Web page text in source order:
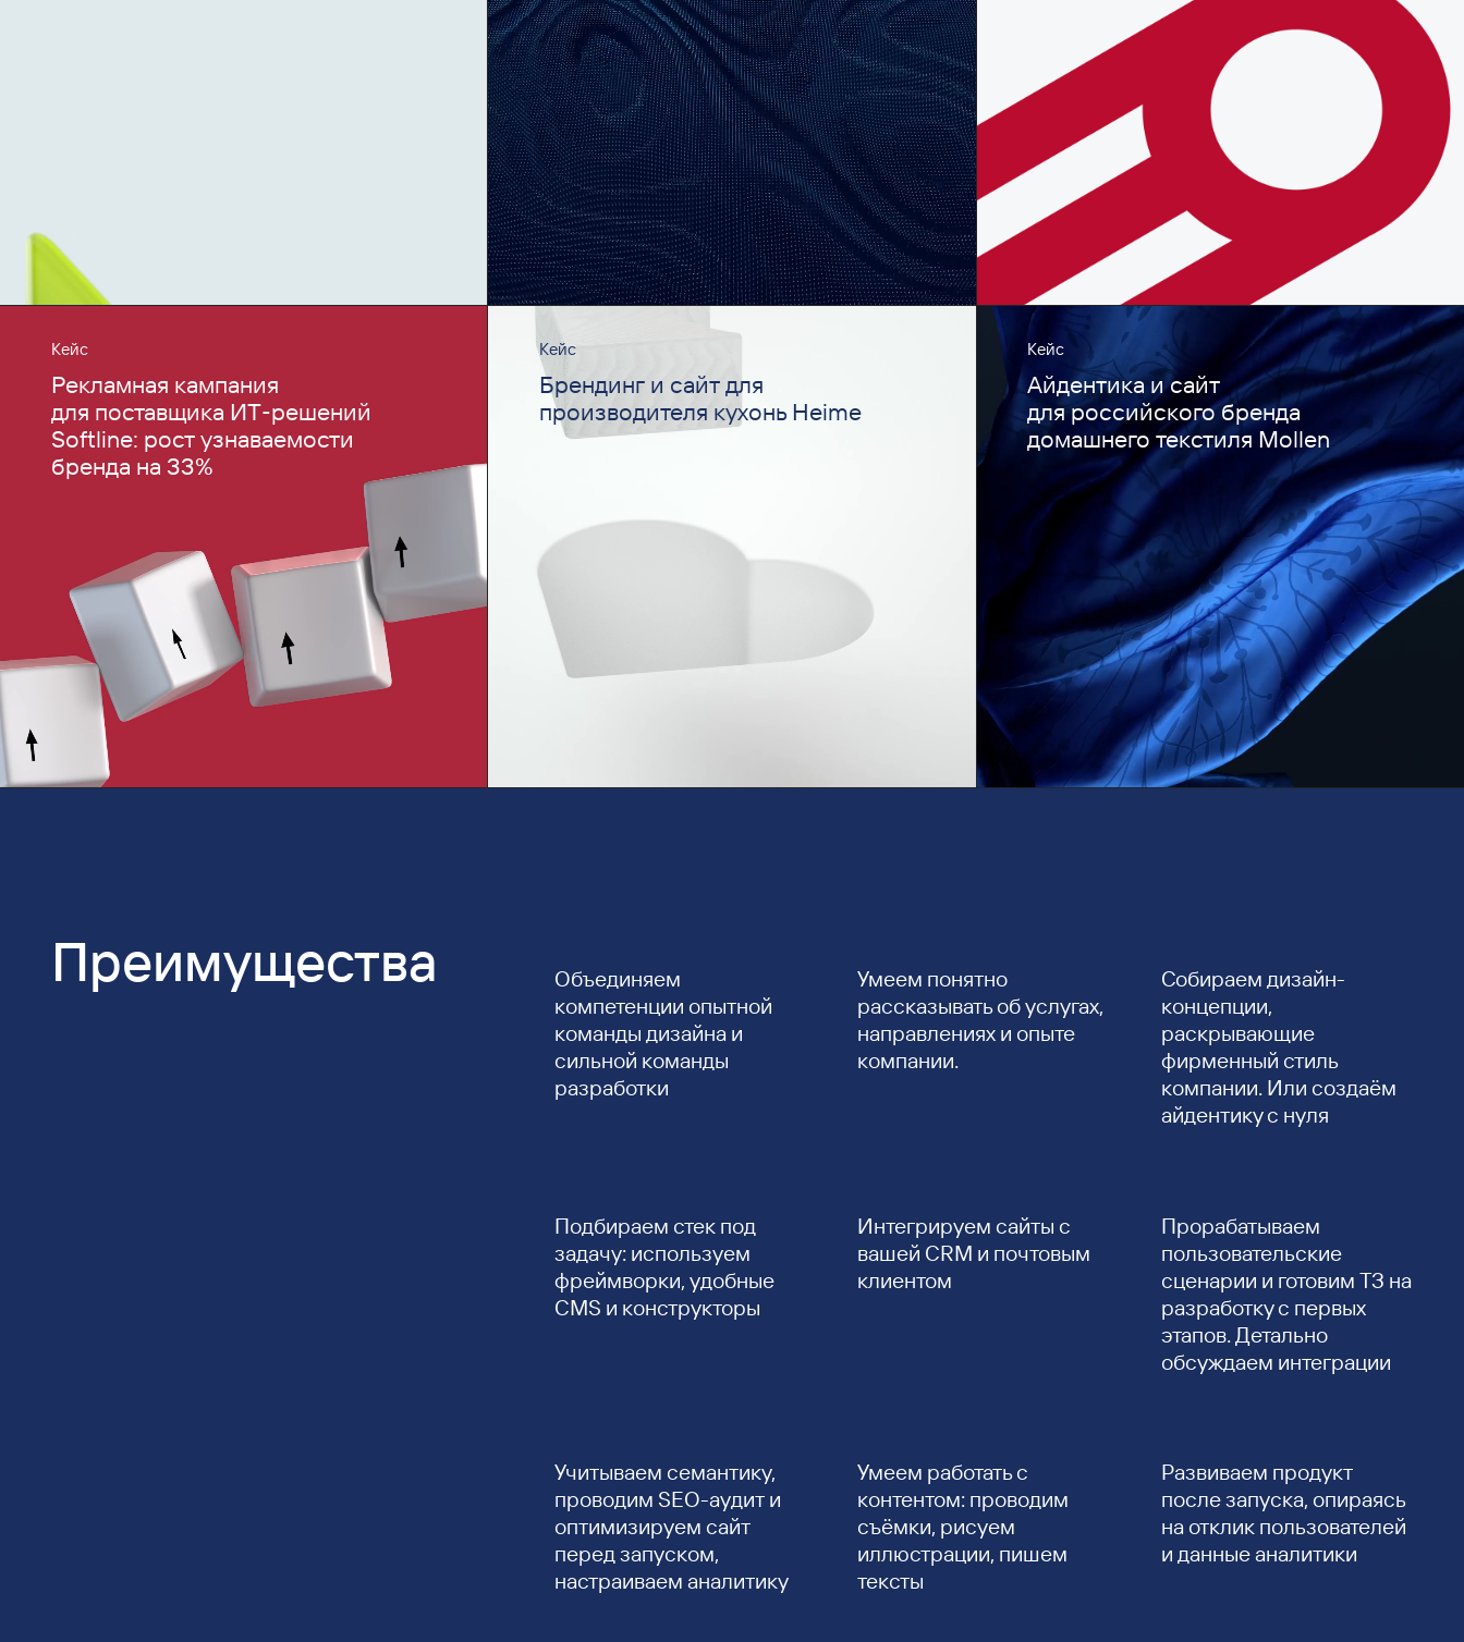
Кейс
Рекламная кампания
для поставщика ИТ‑решений
Softline: рост узнаваемости
бренда на 33%
Кейс
Брендинг и сайт для
производителя кухонь Heime
Кейс
Айдентика и сайт
для российского бренда
домашнего текстиля Mollen
Преимущества
Объединяем
компетенции опытной
команды дизайна и
сильной команды
разработки
Умеем понятно
рассказывать об услугах,
направлениях и опыте
компании.
Собираем дизайн-
концепции,
раскрывающие
фирменный стиль
компании. Или создаём
айдентику с нуля
Подбираем стек под
задачу: используем
фреймворки, удобные
CMS и конструкторы
Интегрируем сайты с
вашей CRM и почтовым
клиентом
Прорабатываем
пользовательские
сценарии и готовим ТЗ на
разработку с первых
этапов. Детально
обсуждаем интеграции
Учитываем семантику,
проводим SEO-аудит и
оптимизируем сайт
перед запуском,
настраиваем аналитику
Умеем работать с
контентом: проводим
съёмки, рисуем
иллюстрации, пишем
тексты
Развиваем продукт
после запуска, опираясь
на отклик пользователей
и данные аналитики